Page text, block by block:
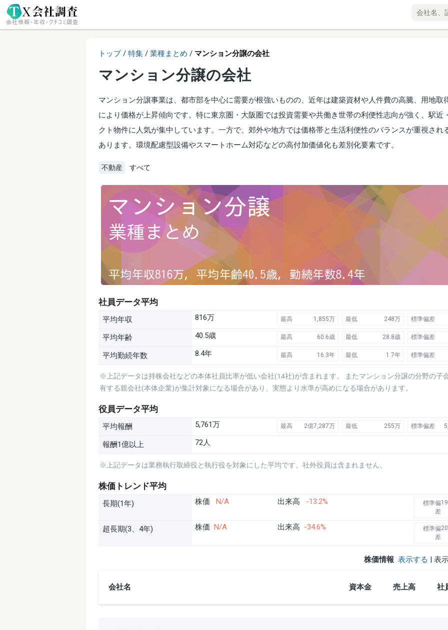
トップ/ 特集 / 業種まとめ / マンション分譲の会社
マンション分譲の会社
マンション分譲事業は、都市部を中心に需要が根強いものの、近年は建築資材や人件費の高騰、用地取
により価格が上昇傾向です。特に東京圏・大阪圏では投資需要や共働き世帯の利便性志向が強く、駅近
クト物件に人気が集中しています。一方で、郊外や地方では価格帯と生活利便性のバランスが重視され
あります。環境配慮型設備やスマートホーム対応などの高付加価値化も差別化要素です。
不動産 すべて
社員データ平均
平均年収 816万 最高 1,855万 最低 248万 標準偏差
平均年齢 40.5歳 最高 60.6歳 最低 28.8歳 標準偏差
平均勤続年数 8.4年 最高 16.3年 最低 1.7年 標準偏差
※上記データは持株会社などの本体社員比率が低い会社(14社)が含まれます。 またマンション分譲の分野の子
有する親会社(本体企業)が集計対象になる場合があり、実態より水準が高めになる場合があります。
役員データ平均
平均報酬 5,761万 最高 2億7,287万 最低 255万 標準偏差
報酬1億以上 72人
※上記データは業務執行取締役と執行役を対象にした平均です。社外役員は含まれません。
株価トレンド平均
長期(1年) 株価 N/A 出来高 -13.2%
標準偏
差
超長期(3、4年) 株価 N/A 出来高 -34.6%
標準偏
差
株価情報 表示する | 表
会社名 資本金 売上高 社